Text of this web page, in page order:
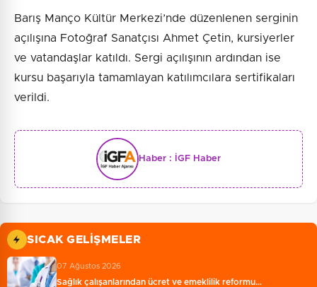
Barış Manço Kültür Merkezi’nde düzenlenen serginin
açılışına Fotoğraf Sanatçısı Ahmet Çetin, kursiyerler
ve vatandaşlar katıldı. Sergi açılışının ardından ise
kursu başarıyla tamamlayan katılımcılara sertifikaları
verildi.
Haber : İGF Haber
SICAK GELIŞMELER
07 Ağustos 2026
Sağlık çalışanlarından ücret ve emeklilik reformu…